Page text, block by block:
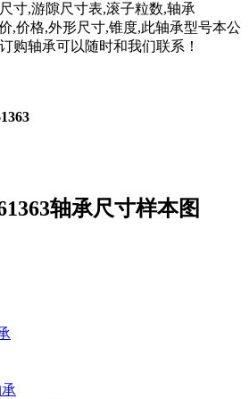
寸,游隙尺寸表,滚子粒数,轴承
,价格,外形尺寸,锥度,此轴承型号本公
购轴承可以随时和我们联系！
轴承尺寸样本图